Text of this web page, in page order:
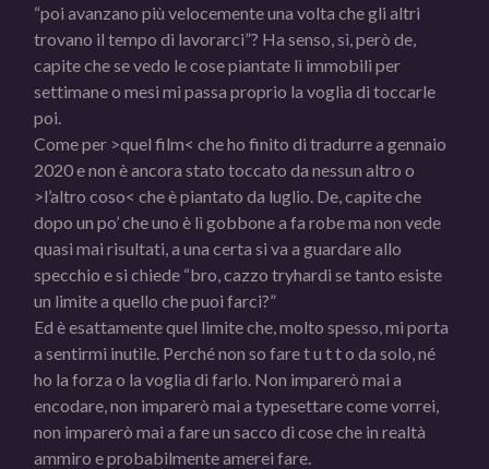
“poi avanzano più velocemente una volta che gli altri
trovano il tempo di lavorarci”? Ha senso, sì, però de,
capite che se vedo le cose piantate lì immobili per
settimane o mesi mi passa proprio la voglia di toccarle
poi.
Come per >quel film< che ho finito di tradurre a gennaio
2020 e non è ancora stato toccato da nessun altro o
>l’altro coso< che è piantato da luglio. De, capite che
dopo un po’ che uno è lì gobbone a fa robe ma non vede
quasi mai risultati, a una certa si va a guardare allo
specchio e si chiede “bro, cazzo tryhardi se tanto esiste
un limite a quello che puoi farci?”
Ed è esattamente quel limite che, molto spesso, mi porta
a sentirmi inutile. Perché non so fare t u t t o da solo, né
ho la forza o la voglia di farlo. Non imparerò mai a
encodare, non imparerò mai a typesettare come vorrei,
non imparerò mai a fare un sacco di cose che in realtà
ammiro e probabilmente amerei fare.